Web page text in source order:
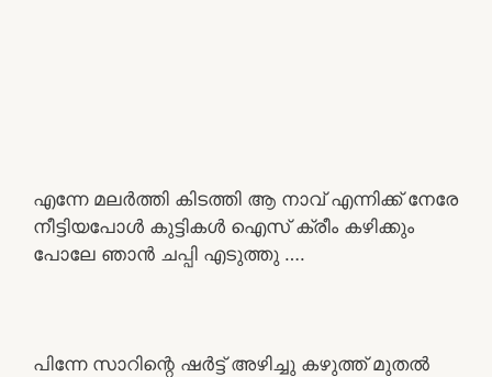
എന്നേ മലർത്തി കിടത്തി ആ നാവ് എന്നിക്ക് നേരേ
നീട്ടിയപോൾ കുട്ടികൾ ഐസ് ക്രീം കഴിക്കും
പോലേ ഞാൻ ചപ്പി എടുത്തു ….
പിന്നേ സാറിന്റെ ഷർട്ട് അഴിച്ചു കഴുത്ത് മുതൽ